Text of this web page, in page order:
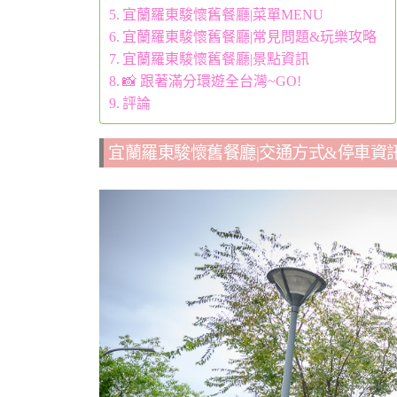
宜蘭羅東駿懷舊餐廳|菜單MENU
宜蘭羅東駿懷舊餐廳|常見問題&玩樂攻略
宜蘭羅東駿懷舊餐廳|景點資訊
📸 跟著滿分環遊全台灣~GO!
評論
宜蘭羅東駿懷舊餐廳|交通方式&停車資